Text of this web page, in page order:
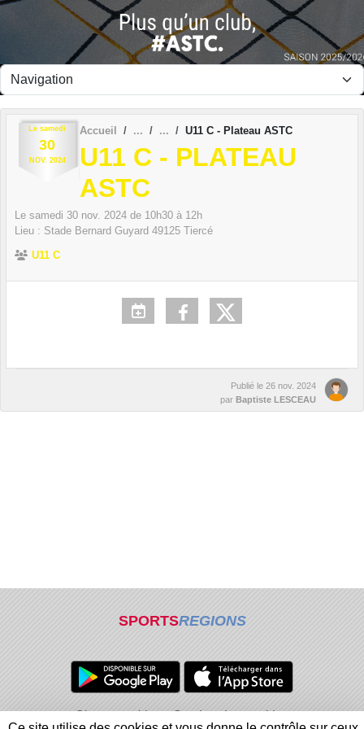
Le samedi
30
NOV. 2024
Accueil U11 C - Plateau ASTC
U11 C - PLATEAU
ASTC
Le samedi 30 nov. 2024 de 10h30 à 12h
Lieu : Stade Bernard Guyard 49125 Tiercé
U11 C
Publié le 26 nov. 2024
par Baptiste LESCEAU
SPORTSREGIONS
Charte cookies
Gestion des cookies
Panneau de gestion des cookies